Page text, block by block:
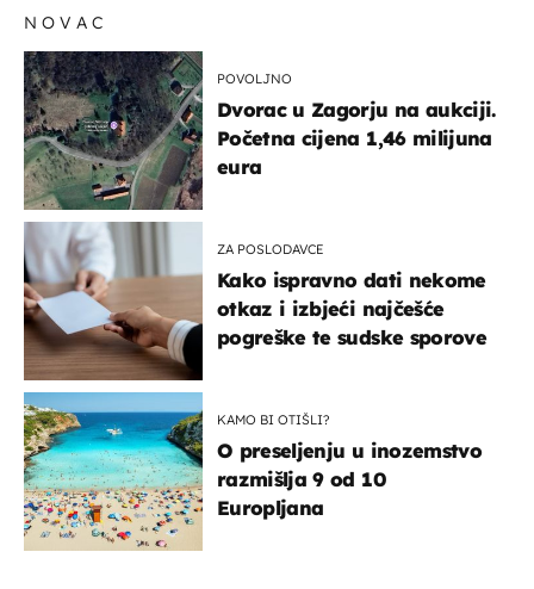
NOVAC
POVOLJNO
Dvorac u Zagorju na aukciji.
Početna cijena 1,46 milijuna
eura
ZA POSLODAVCE
Kako ispravno dati nekome
otkaz i izbjeći najčešće
pogreške te sudske sporove
KAMO BI OTIŠLI?
O preseljenju u inozemstvo
razmišlja 9 od 10
Europljana